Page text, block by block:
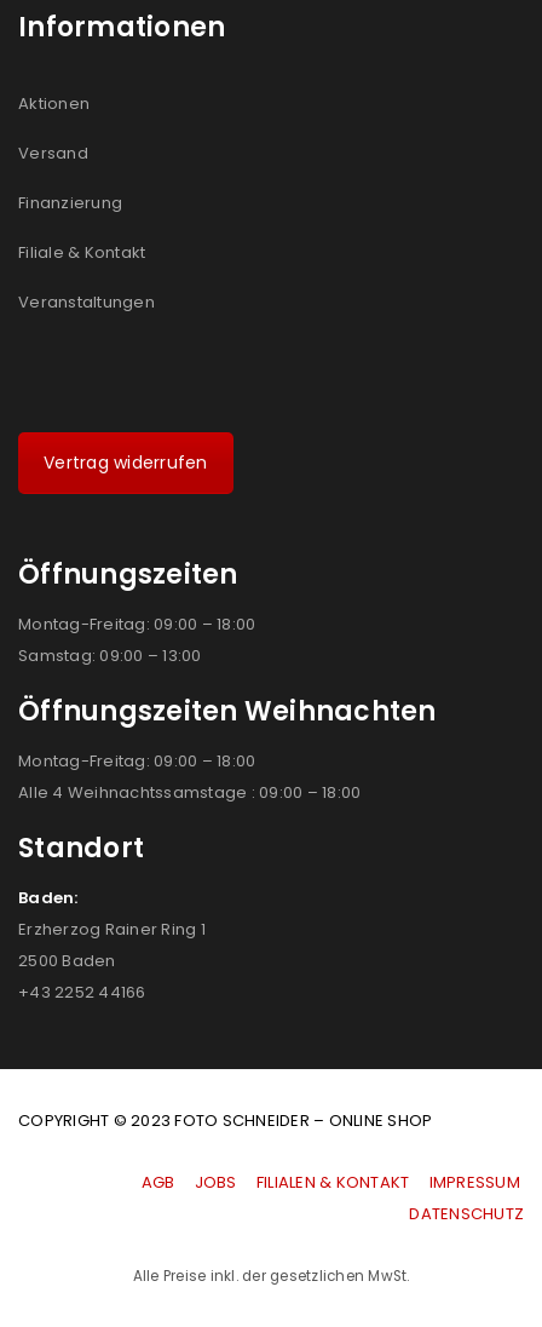
Informationen
Aktionen
Versand
Finanzierung
Filiale & Kontakt
Veranstaltungen
Vertrag widerrufen
Öffnungszeiten
Montag-Freitag: 09:00 – 18:00
Samstag: 09:00 – 13:00
Öffnungszeiten Weihnachten
Montag-Freitag: 09:00 – 18:00
Alle 4 Weihnachtssamstage : 09:00 – 18:00
Standort
Baden:
Erzherzog Rainer Ring 1
2500 Baden
+43 2252 44166
COPYRIGHT © 2023 FOTO SCHNEIDER – ONLINE SHOP
AGB JOBS FILIALEN & KONTAKT
IMPRESSUM
|DATENSCHUTZ
Alle Preise inkl. der gesetzlichen MwSt.